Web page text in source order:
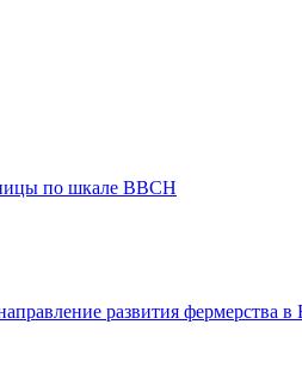
по шкале ВВСН
развития фермерства в